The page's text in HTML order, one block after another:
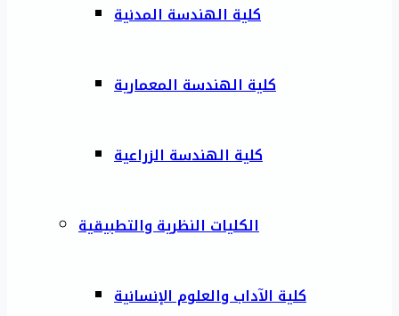
كلية الهندسة المدنية
كلية الهندسة المعمارية
كلية الهندسة الزراعية
الكليات النظرية والتطبيقية
كلية الآداب والعلوم الإنسانية